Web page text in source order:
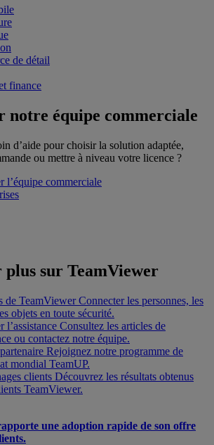
de détail
finance
notre équipe commerciale
d’aide pour choisir la solution adaptée,
ou mettre à niveau votre licence ?
l’équipe commerciale
plus sur TeamViewer
de TeamViewer Connecter les personnes, les
objets en toute sécurité.
l’assistance Consultez les articles de
ou contactez notre équipe.
Rejoignez notre programme de
mondial TeamUP.
clients Découvrez les résultats obtenus
TeamViewer.
une adoption rapide de son offre